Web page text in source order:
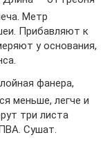
Метр
Прибавляют к
у основания,
фанера,
меньше, легче и
три листа
Сушат.